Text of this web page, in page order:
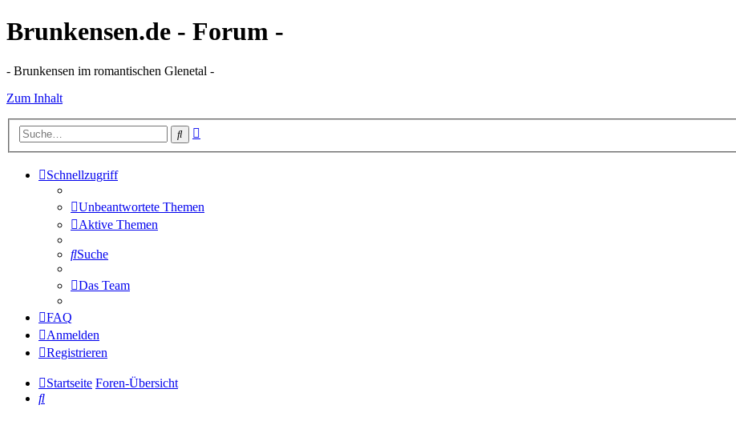
Brunkensen.de - Forum -
- Brunkensen im romantischen Glenetal -
Zum Inhalt
Suche
Schnellzugriff
Unbeantwortete Themen
Aktive Themen
Suche
Das Team
FAQ
Anmelden
Registrieren
Startseite Foren-Übersicht
Suche